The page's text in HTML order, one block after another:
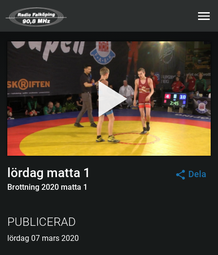
Dela
lördag matta 1
Brottning 2020 matta 1
PUBLICERAD
lördag 07 mars 2020